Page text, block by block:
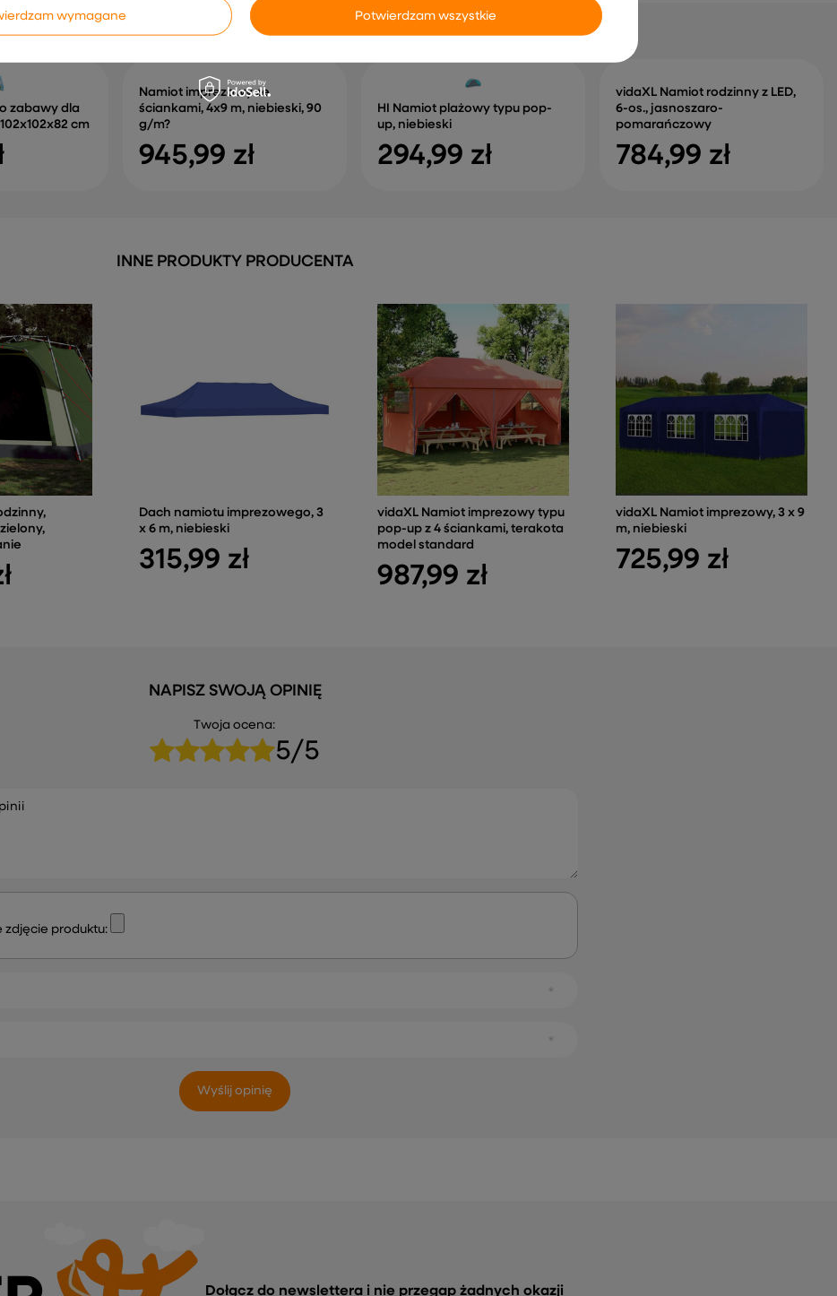
NAJCZĘŚCIEJ KUPOWANE RAZEM
zabawy dla
cm
Namiot imprezowy ze
ściankami, 4x9 m, niebieski, 90
g/m?
945,99 zł
HI Namiot plażowy typu pop-
up, niebieski
294,99 zł
vidaXL Namiot rodzinny z LED,
6-os., jasnoszaro-
pomarańczowy
784,99 zł
INNE PRODUKTY PRODUCENTA
Dach namiotu imprezowego, 3
x 6 m, niebieski
315,99 zł
vidaXL Namiot imprezowy typu
pop-up z 4 ściankami, terakota
model standard
987,99 zł
vidaXL Namiot imprezowy, 3 x 9
m, niebieski
725,99 zł
NAPISZ SWOJĄ OPINIĘ
Twoja ocena:
5/5
zdjęcie produktu:
Wyślij opinię
Dołącz do newslettera i nie przegap żadnych okazji
wymagane Potwierdzam wszystkie